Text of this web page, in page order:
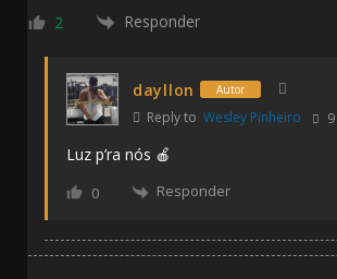
2 Responder
dayllon Autor
Reply to Wesley Pinheiro
Luz p’ra nós 🍎
0 Responder